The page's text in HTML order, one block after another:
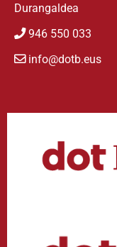
Durangaldea
946 550 033
info@dotb.eus